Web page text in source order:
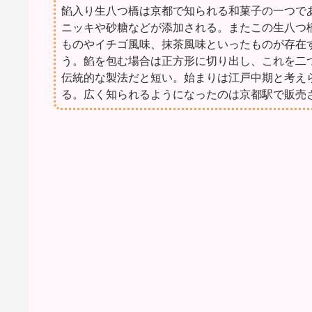
餡入り生八つ橋は京都で知られる和菓子の一つ
ニッキや砂糖などが添加される。またこの生八
ものやイチゴ風味、抹茶風味といったものが存
う。餡を包む場合は正方形に切り出し、これを
伝統的な製法だと短い。始まりは江戸中期と考
る。広く知られるようになったのは京都駅で販